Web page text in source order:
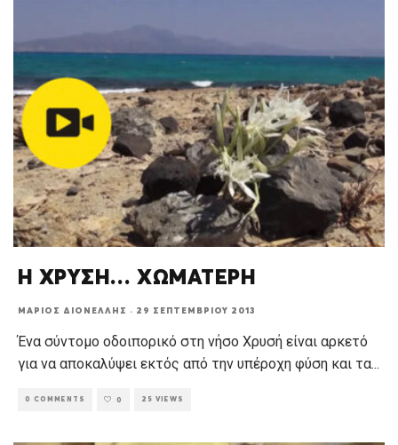
Η ΧΡΥΣΗ… ΧΩΜΑΤΕΡΗ
ΜΆΡΙΟΣ ΔΙΟΝΈΛΛΗΣ · 29 ΣΕΠΤΕΜΒΡΊΟΥ 2013
Ένα σύντομο οδοιπορικό στη νήσο Χρυσή είναι αρκετό
για να αποκαλύψει εκτός από την υπέροχη φύση και τα...
0 COMMENTS 0 25 VIEWS